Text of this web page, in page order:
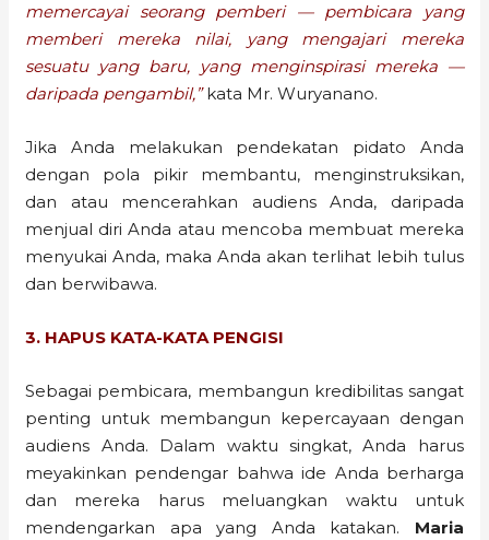
memercayai seorang pemberi — pembicara yang
memberi mereka nilai, yang mengajari mereka
sesuatu yang baru, yang menginspirasi mereka —
daripada pengambil,”kata Mr. Wuryanano.
Jika Anda melakukan pendekatan pidato Anda
dengan pola pikir membantu, menginstruksikan,
dan atau mencerahkan audiens Anda, daripada
menjual diri Anda atau mencoba membuat mereka
menyukai Anda, maka Anda akan terlihat lebih tulus
dan berwibawa.
3. HAPUS KATA-KATA PENGISI
Sebagai pembicara, membangun kredibilitas sangat
penting untuk membangun kepercayaan dengan
audiens Anda. Dalam waktu singkat, Anda harus
meyakinkan pendengar bahwa ide Anda berharga
dan mereka harus meluangkan waktu untuk
mendengarkan apa yang Anda katakan. Maria